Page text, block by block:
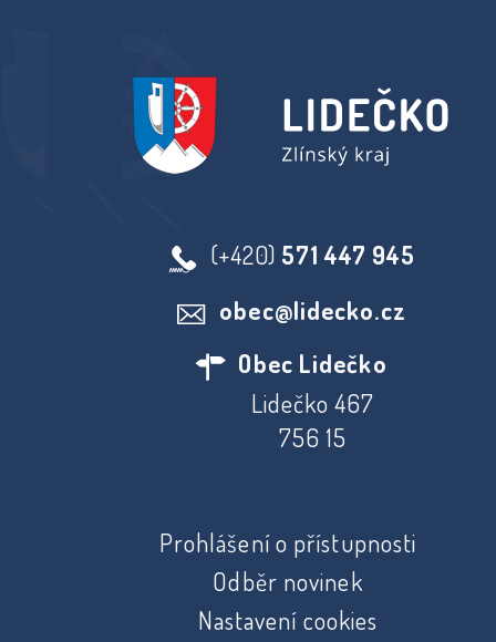
(+420) 571 447 945
obec@lidecko.cz
Obec Lidečko
Lidečko 467
756 15
Prohlášení o přístupnosti
Odběr novinek
Nastavení cookies